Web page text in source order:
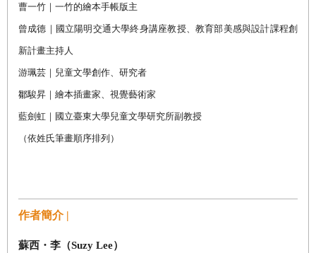
曹一竹｜一竹的繪本手帳版主
曾成德｜國立陽明交通大學終身講座教授、教育部美感與設計課程創
新計畫主持人
游珮芸｜兒童文學創作、研究者
鄒駿昇｜繪本插畫家、視覺藝術家
藍劍虹｜國立臺東大學兒童文學研究所副教授
（依姓氏筆畫順序排列）
作者簡介 |
蘇西・李（Suzy Lee）